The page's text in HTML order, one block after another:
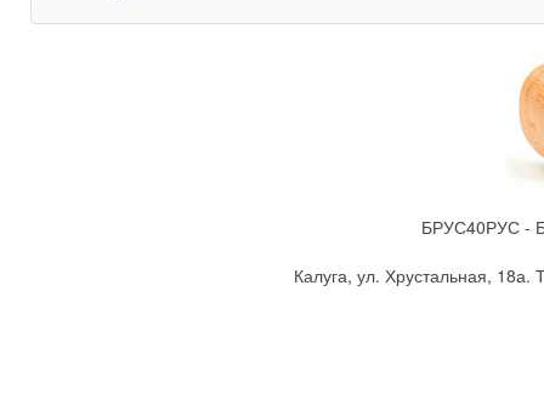
БРУС40РУС -
Калуга, ул. Хрустальная,